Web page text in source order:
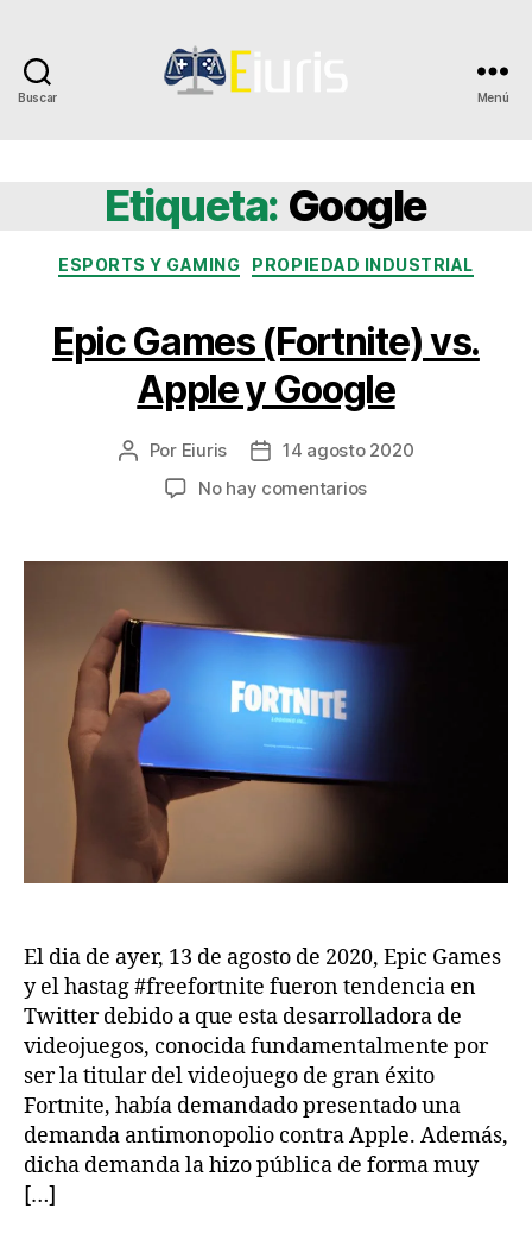
Buscar Menú
Etiqueta: Google
Categorías
ESPORTS Y GAMING PROPIEDAD INDUSTRIAL
Epic Games (Fortnite) vs.
Apple y Google
Autor
Por Eiuris
Fecha14 agosto 2020
No hay comentariosen
(Fortnite)
y
El dia de ayer, 13 de agosto de 2020, Epic Games
y el hastag #freefortnite fueron tendencia en
Twitter debido a que esta desarrolladora de
videojuegos, conocida fundamentalmente por
ser la titular del videojuego de gran éxito
Fortnite, había demandado presentado una
demanda antimonopolio contra Apple. Además,
dicha demanda la hizo pública de forma muy
[…]